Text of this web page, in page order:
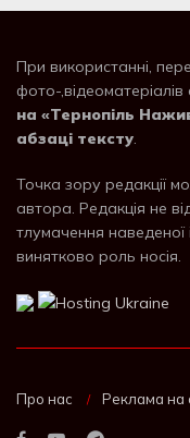
При використанні,
фото-,відеоматеріалів
на «Тернопіль
абзаці тексту.
Точка зору редакції
автора. Редакція не
тлумачення наведеної
винятково роль носія.
Про нас Реклама на